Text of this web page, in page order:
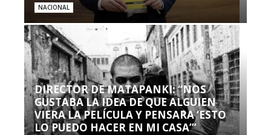
NACIONAL
DIRECTOR DE MATAPANKI: “NOS
GUSTABA LA IDEA DE QUE ALGUIEN
VIERA LA PELÍCULA Y PENSARA ‘ESTO
LO PUEDO HACER EN MI CASA’”